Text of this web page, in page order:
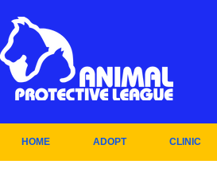
HOME ADOPT CLINIC